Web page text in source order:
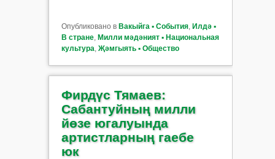
Опубликовано в Вакыйга ▪ События, Илдә ▪
В стране, Милли мәдәният ▪ Национальная
культура Җәмгыять ▪ Общество
Фирдүс Тямаев:
Сабантуйның милли
йөзе югалуында
артистларның гаебе
юк